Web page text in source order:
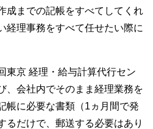
成までの記帳をすべてしてくれ
経理事務をすべて任せたい際に
東京 経理・給与計算代行セン
、会社内でそのまま経理業務を
帳に必要な書類（1ヵ月間で発
るだけで、郵送する必要はあり